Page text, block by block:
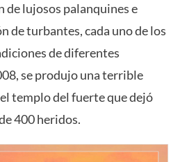
de lujosos palanquines e
de turbantes, cada uno de los
de diferentes
se produjo una terrible
templo del fuerte que dejó
400 heridos.